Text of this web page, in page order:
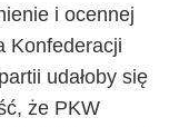
i ocennej
Konfederacji
udałoby się
że PKW